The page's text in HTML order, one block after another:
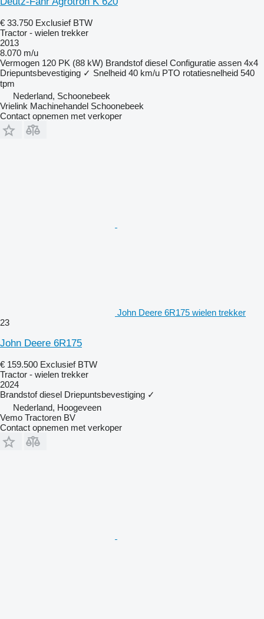
€ 33.750 Exclusief BTW
Tractor - wielen trekker
2013
8.070 m/u
Vermogen 120 PK (88 kW) Brandstof diesel Configuratie assen 4x4
Driepuntsbevestiging ✓ Snelheid 40 km/u PTO rotatiesnelheid 540
tpm
Nederland, Schoonebeek
Vrielink Machinehandel Schoonebeek
Contact opnemen met verkoper
John Deere 6R175 wielen trekker
23
John Deere 6R175
€ 159.500 Exclusief BTW
Tractor - wielen trekker
2024
Brandstof diesel Driepuntsbevestiging ✓
Nederland, Hoogeveen
Vemo Tractoren BV
Contact opnemen met verkoper